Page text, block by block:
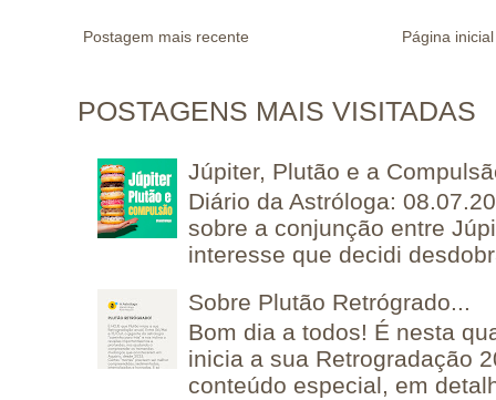
Postagem mais recente Página inicial
POSTAGENS MAIS VISITADAS
Júpiter, Plutão e a
Diário da Astróloga:
sobre a conjunção entre
interesse que decidi
Sobre Plutão Retrógrado...
Bom dia a todos! É nesta
inicia a sua Retrogradação
conteúdo especial, em